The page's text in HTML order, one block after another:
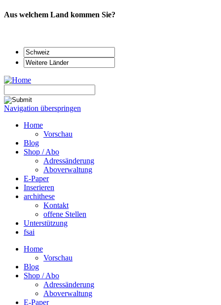
Aus welchem Land kommen Sie?
Navigation überspringen
Home
Vorschau
Blog
Shop / Abo
Adressänderung
Aboverwaltung
E-Paper
Inserieren
archithese
Kontakt
offene Stellen
Unterstützung
fsai
Home
Vorschau
Blog
Shop / Abo
Adressänderung
Aboverwaltung
E-Paper